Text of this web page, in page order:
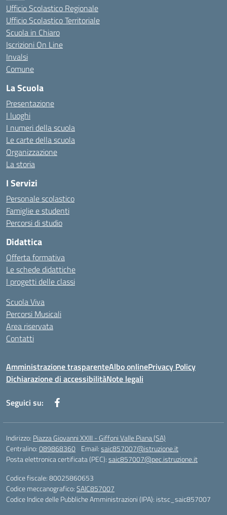
Ufficio Scolastico Regionale
Ufficio Scolastico Territoriale
Scuola in Chiaro
Iscrizioni On Line
Invalsi
Comune
La Scuola
Presentazione
I luoghi
I numeri della scuola
Le carte della scuola
Organizzazione
La storia
I Servizi
Personale scolastico
Famiglie e studenti
Percorsi di studio
Didattica
Offerta formativa
Le schede didattiche
I progetti delle classi
Scuola Viva
Percorsi Musicali
Area riservata
Contatti
Amministrazione trasparenteAlbo onlinePrivacy Policy
Dichiarazione di accessibilitàNote legali
Seguici su:
Indirizzo: Piazza Giovanni XXIII - Giffoni Valle Piana (SA)
Centralino:089868360 Email:saic857007@istruzione.it
Posta elettronica certificata (PEC):saic857007@pec.istruzione.it
Codice fiscale: 80025860653
Codice meccanografico:SAIC857007
Codice Indice delle Pubbliche Amministrazioni (IPA): istsc_saic857007